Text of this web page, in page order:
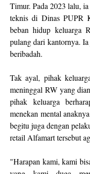
Timur. Pada 2023 lalu,
teknis di Dinas PUPR
beban hidup keluarga
pulang dari kantornya.
beribadah.
Tak ayal, pihak
meninggal RW yang
pihak keluarga
menekan mental
begitu juga dengan
retail Alfamart tersebut
"Harapan kami, kami